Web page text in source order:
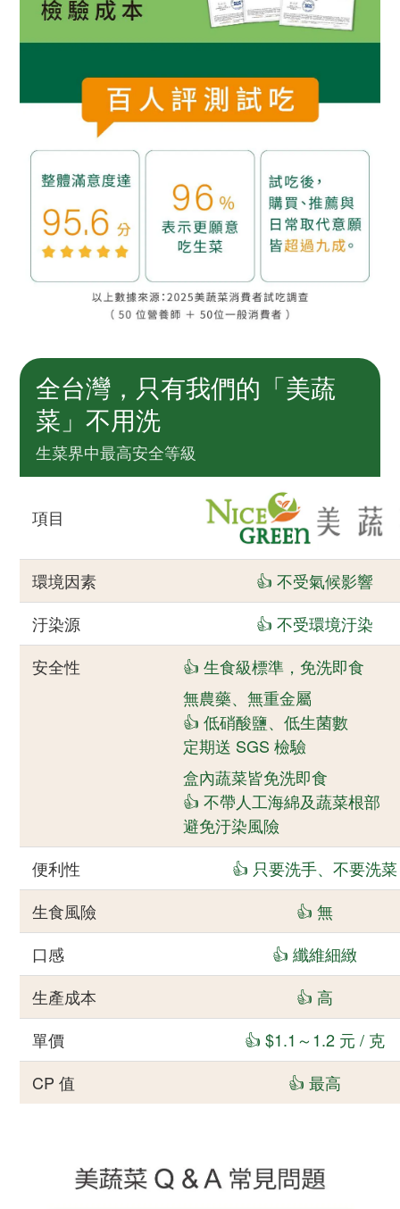
全台灣，只有我們的「美蔬
菜」不用洗
生菜界中最高安全等級
項目
環境因素
👍 不受氣候影響
汙染源
👍 不受環境汙染
安全性
👍 生食級標準，免洗即食
無農藥、無重金屬
👍 低硝酸鹽、低生菌數
定期送 SGS 檢驗
盒內蔬菜皆免洗即食
👍 不帶人工海綿及蔬菜根部
避免汙染風險
便利性
👍 只要洗手、不要洗菜
生食風險
👍 無
口感
👍 纖維細緻
生產成本
👍 高
單價
👍 $1.1～1.2 元 / 克
CP 值
👍 最高